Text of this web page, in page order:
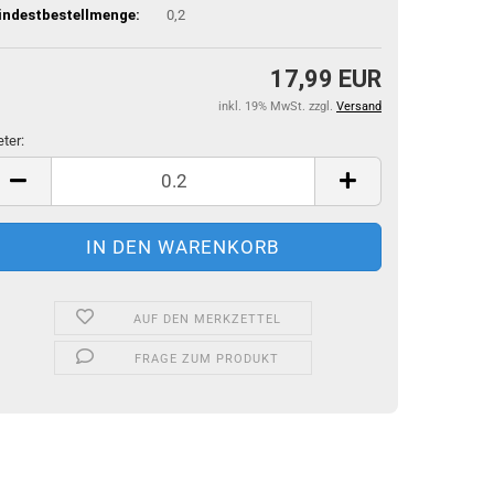
0,2
17,99 EUR
inkl. 19% MwSt. zzgl. Versand
AUF DEN MERKZETTEL
FRAGE ZUM PRODUKT